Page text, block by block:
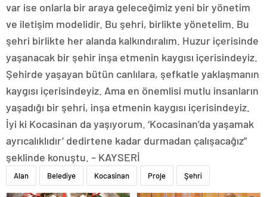
var ise onlarla bir araya geleceğimiz yeni bir yönetim
ve iletişim modelidir. Bu şehri, birlikte yönetelim. Bu
şehri birlikte her alanda kalkındıralım. Huzur içerisinde
yaşanacak bir şehir inşa etmenin kaygısı içerisindeyiz.
Şehirde yaşayan bütün canlılara, şefkatle yaklaşmanın
kaygısı içerisindeyiz. Ama en önemlisi mutlu insanların
yaşadığı bir şehri, inşa etmenin kaygısı içerisindeyiz.
İyi ki Kocasinan da yaşıyorum. ‘Kocasinan’da yaşamak
ayrıcalıklıdır’ dedirtene kadar durmadan çalışacağız”
şeklinde konuştu. – KAYSERİ
Alan Belediye Kocasinan Proje Şehri